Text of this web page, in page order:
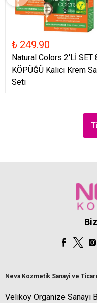
₺ 249.90
Natural Colors 2'Lİ SET
KÖPÜĞÜ Kalıcı Krem
Seti
Neva Kozmetik Sanayi ve
Veliköy Organize Sanayi